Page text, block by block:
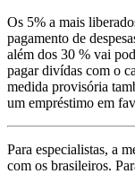
Os 5% a mais
pagamento de
além dos 30 % vai
pagar divídas com o
medida provisória
um empréstimo em
Para especialistas, a
com os brasileiros.